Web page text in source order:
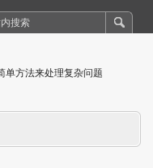
单方法来处理复杂问题